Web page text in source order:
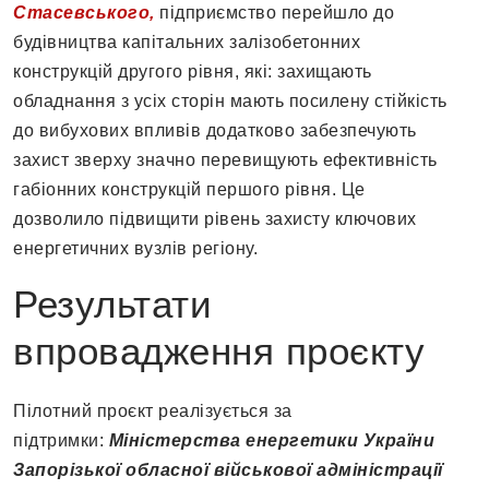
Стасевського, підприємство перейшло до
будівництва капітальних залізобетонних
конструкцій другого рівня, які: захищають
обладнання з усіх сторін мають посилену стійкість
до вибухових впливів додатково забезпечують
захист зверху значно перевищують ефективність
габіонних конструкцій першого рівня. Це
дозволило підвищити рівень захисту ключових
енергетичних вузлів регіону.
Результати
впровадження проєкту
Пілотний проєкт реалізується за
підтримки: Міністерства енергетики України
Запорізької обласної військової адміністрації